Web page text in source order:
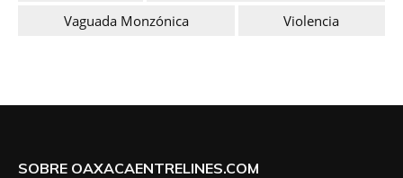
Vaguada Monzónica
Violencia
SOBRE OAXACAENTRELINES.COM